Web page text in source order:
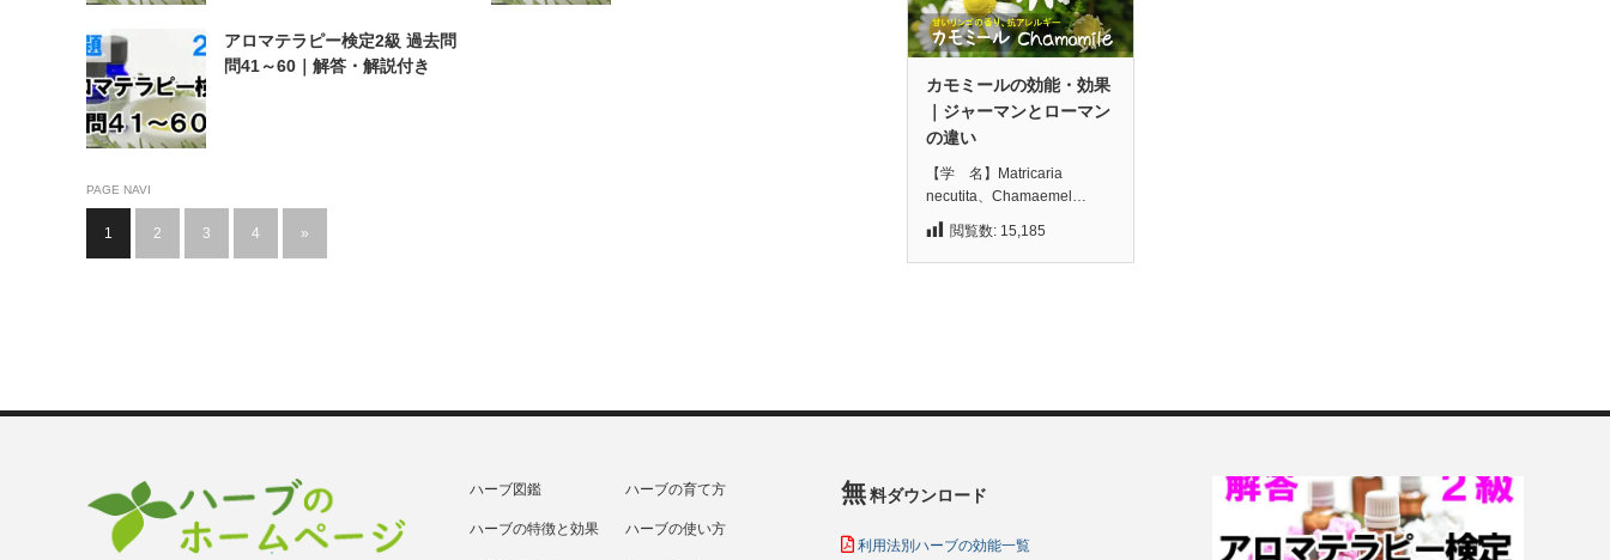
アロマテラピー検定2級 過去問
問41～60｜解答・解説付き
PAGE NAVI
1 2 3 4 »
カモミールの効能・効果
｜ジャーマンとローマン
の違い
【学 名】Matricaria
necutita、Chamaemel…
閲覧数: 15,185
ハーブ図鑑 ハーブの育て方
ハーブの特徴と効果 ハーブの使い方
無料ダウンロード
利用法別ハーブの効能一覧